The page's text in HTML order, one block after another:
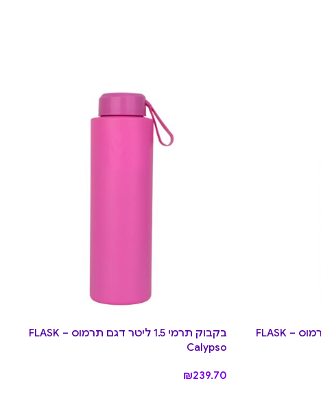
בקבוק תרמי 1.5 ליטר דגם תרמוס FLASK –
בקבוק תרמי 1.5 ליטר דגם תרמוס FLASK –
Calypso
₪239.70